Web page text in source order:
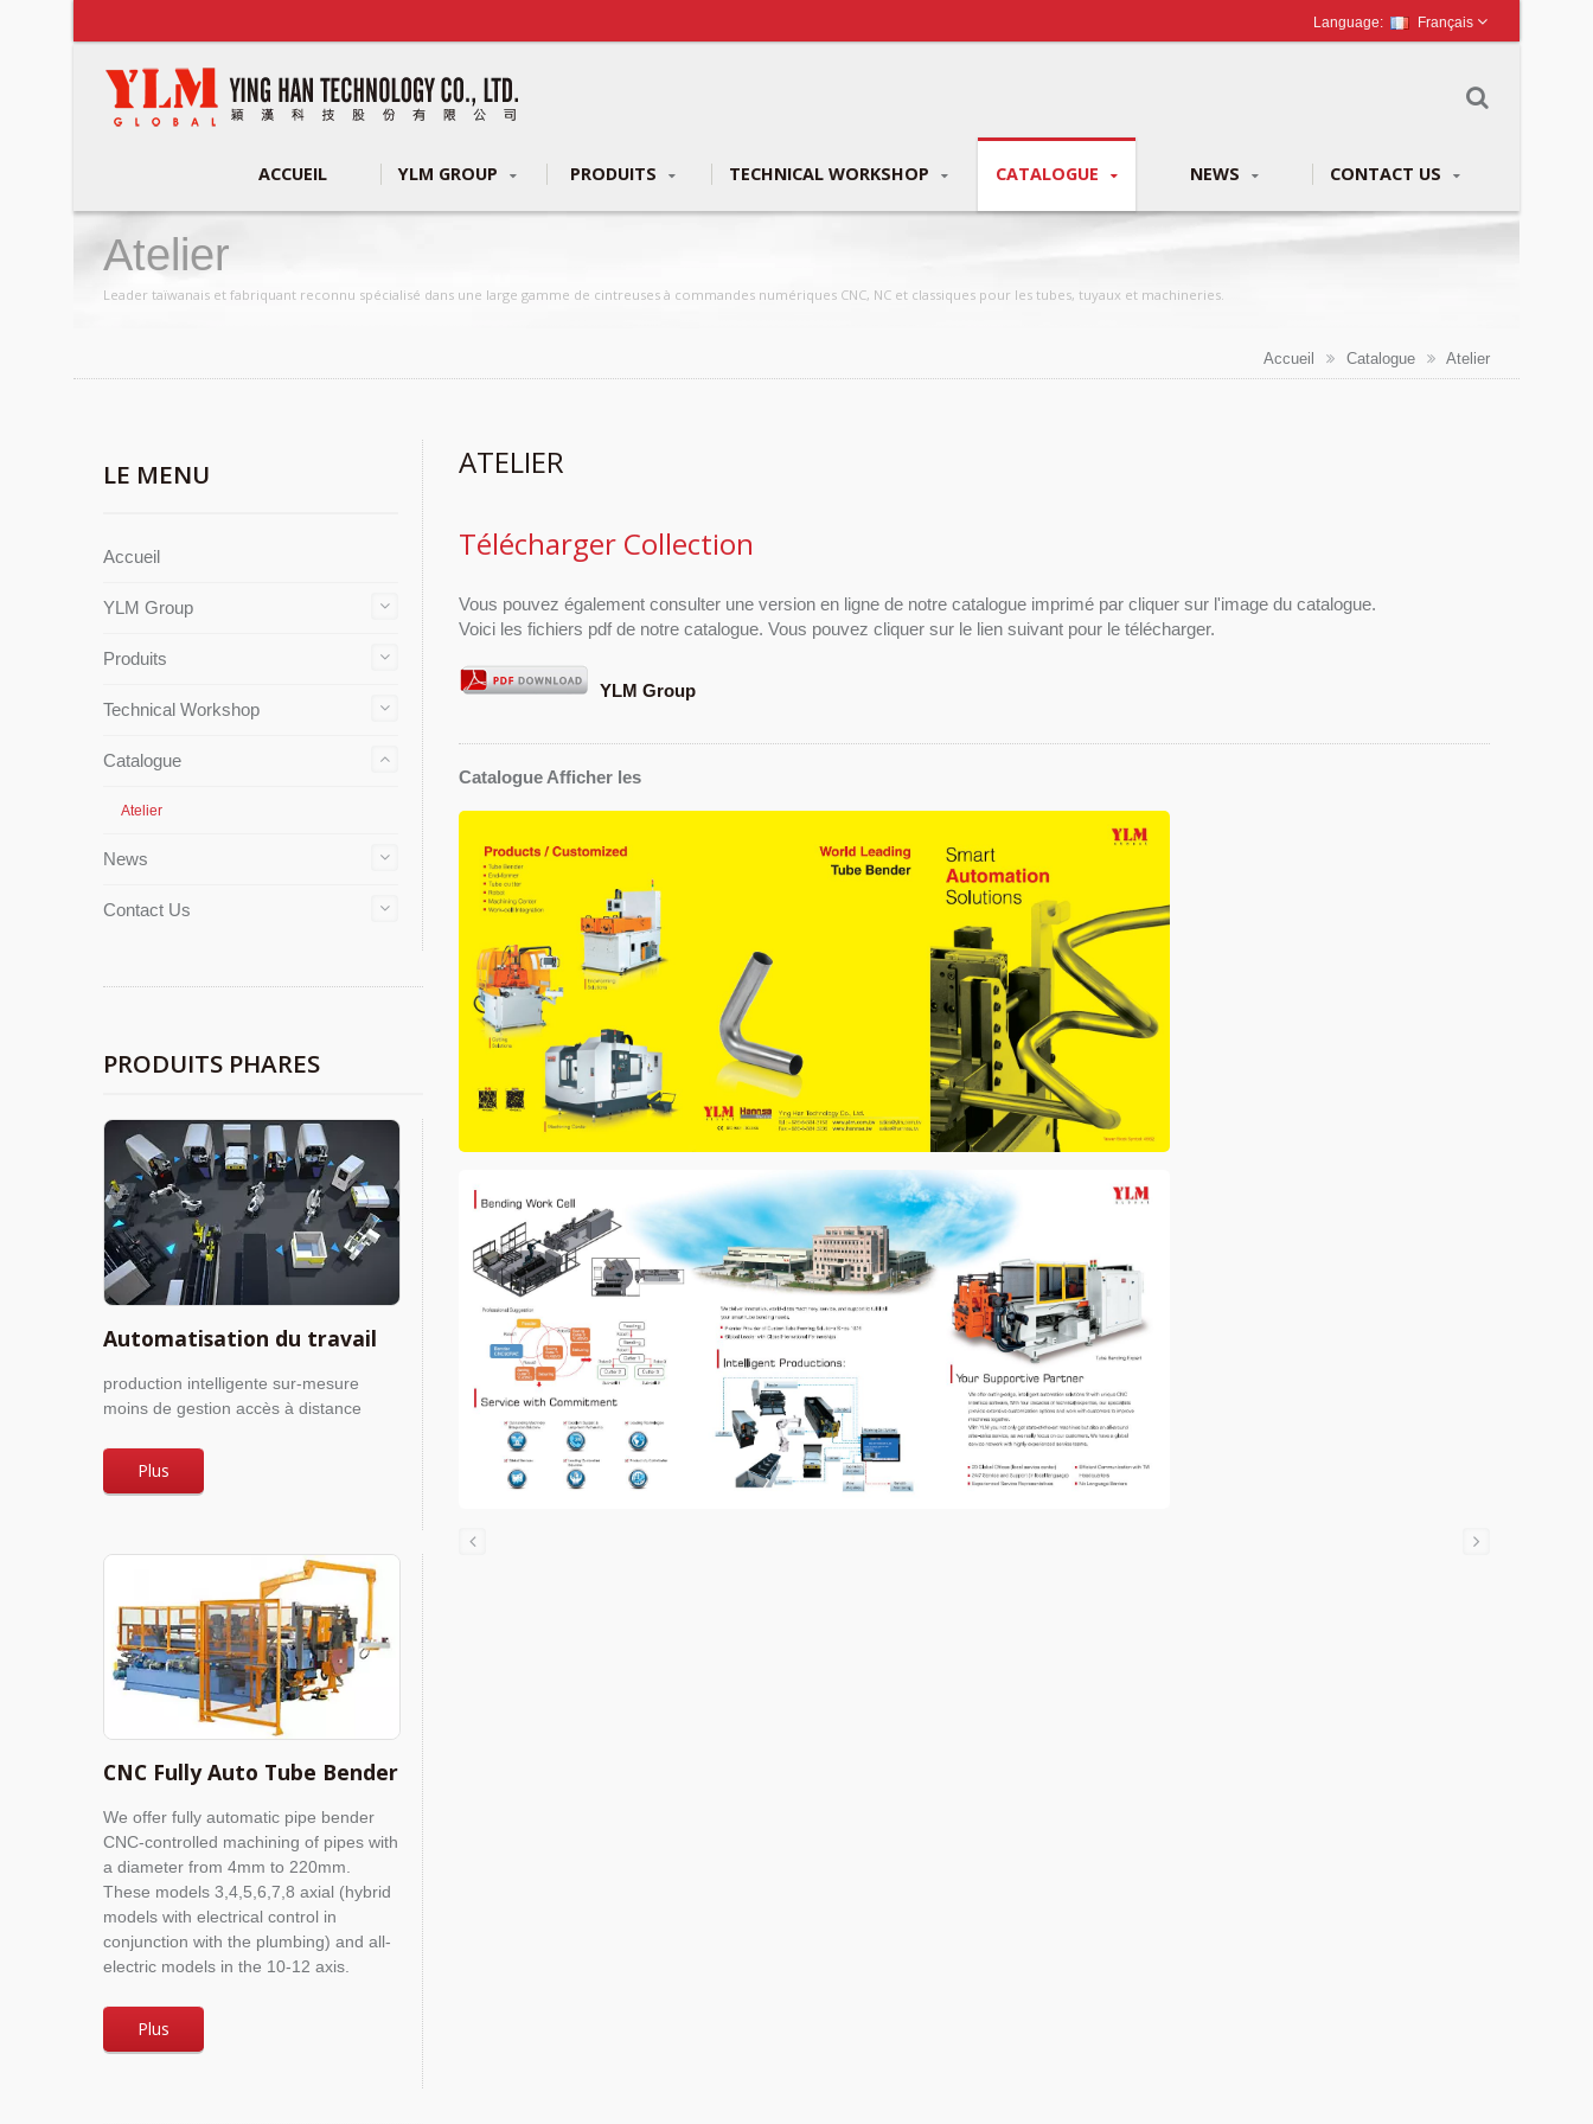
Français
ACCUEIL YLM GROUP PRODUITS TECHNICAL WORKSHOP CATALOGUE NEWS CONTACT US
Atelier
Leader taïwanais et fabriquant reconnu spécialisé dans une large gamme de cintreuses à commandes numériques CNC, NC et classiques pour les tubes, tuyaux et machineries.
Accueil Catalogue Atelier
LE MENU
Accueil
YLM Group
Produits
Technical Workshop
Catalogue
Atelier
News
Contact Us
PRODUITS PHARES
Automatisation du travail
production intelligente sur-mesure
moins de gestion accès à distance
Plus
CNC Fully Auto Tube Bender
We offer fully automatic pipe bender
CNC-controlled machining of pipes with
a diameter from 4mm to 220mm.
These models 3,4,5,6,7,8 axial (hybrid
models with electrical control in
conjunction with the plumbing) and all-
electric models in the 10-12 axis.
Plus
ATELIER
Télécharger Collection
Vous pouvez également consulter une version en ligne de notre catalogue imprimé par cliquer sur l'image du catalogue.
Voici les fichiers pdf de notre catalogue. Vous pouvez cliquer sur le lien suivant pour le télécharger.
YLM Group
Catalogue Afficher les